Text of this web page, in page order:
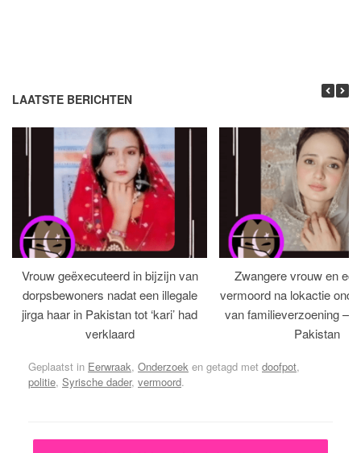
LAATSTE BERICHTEN
Vrouw geëxecuteerd in bijzijn van
dorpsbewoners nadat een illegale
jirga haar in Pakistan tot ‘kari’ had
verklaard
Zwangere vrouw en
vermoord na lokactie
van familieverzoening –
Pakistan
Geplaatst in Eerwraak, Onderzoek en getagd met doofpot,
politie, Syrische dader, vermoord.
Bericht navigatie